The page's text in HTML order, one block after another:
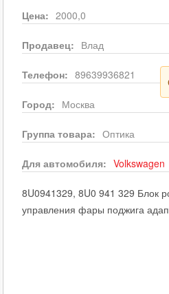
Цена: 2000,0
Продавец: Влад
Телефон: 89639936821
Город: Москва
Группа товара: Оптика
Для автомобиля: Volkswagen
8U0941329, 8U0 941 329 Блок
управления фары поджига